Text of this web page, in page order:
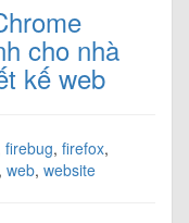
cho nhà
kế web
firebug, firefox,
, web, website